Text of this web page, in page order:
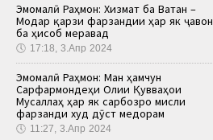
Эмомалӣ Раҳмон: Хизмат ба Ватан –
Модар қарзи фарзандии ҳар як ҷавон
ба ҳисоб меравад
🕔 17:18, 3.Апр 2024
Эмомалӣ Раҳмон: Ман ҳамчун
Сарфармондеҳи Олии Қувваҳои
Мусаллаҳ ҳар як сарбозро мисли
фарзанди худ дӯст медорам
🕔 11:27, 3.Апр 2024